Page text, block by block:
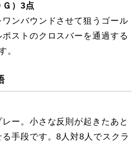
Ｇ）3点
ンバウンドさせて狙うゴール
ストのクロスバーを通過する
。
ー。小さな反則が起きたあと
手段です。8人対8人でスクラ